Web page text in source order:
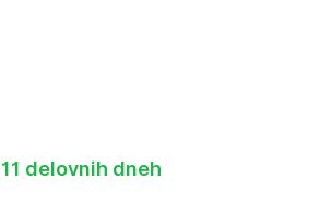
delovnih dneh